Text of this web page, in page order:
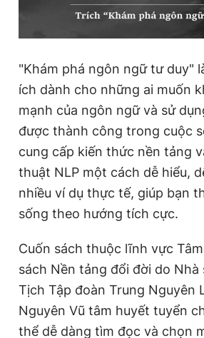
"Khám phá ngôn ngữ tư duy"
ích dành cho những ai muốn
mạnh của ngôn ngữ và sử
được thành công trong cuộc
cung cấp kiến thức nền tảng
thuật NLP một cách dễ hiểu,
nhiều ví dụ thực tế, giúp bạn
sống theo hướng tích cực.
Cuốn sách thuộc lĩnh vực
sách Nền tảng đổi đời do Nhà
Tịch Tập đoàn Trung Nguyên
Nguyên Vũ tâm huyết tuyển
thể dễ dàng tìm đọc và chọn